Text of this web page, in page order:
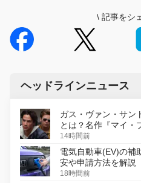
\ 記事をシ
ヘッドラインニュース
ガス・ヴァン・サン
とは？名作『マイ・
初のデジタルリマス
14時間前
電気自動車(EV)の補
安や申請方法を解説
18時間前